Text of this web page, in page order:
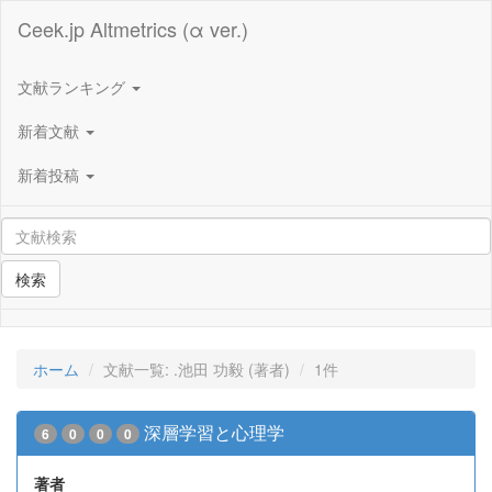
Ceek.jp Altmetrics (α ver.)
文献ランキング
新着文献
新着投稿
検索
ホーム 文献一覧: .池田 功毅 (著者) 1件
6 0 0 0 深層学習と心理学
著者